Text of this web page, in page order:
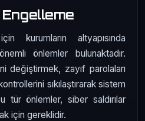
kurumların altyapısında
önlemler bulunaktadır.
değiştirmek, zayıf parolaları
sıkılaştırarak sistem
tür önlemler, siber saldırılar
için gereklidir.